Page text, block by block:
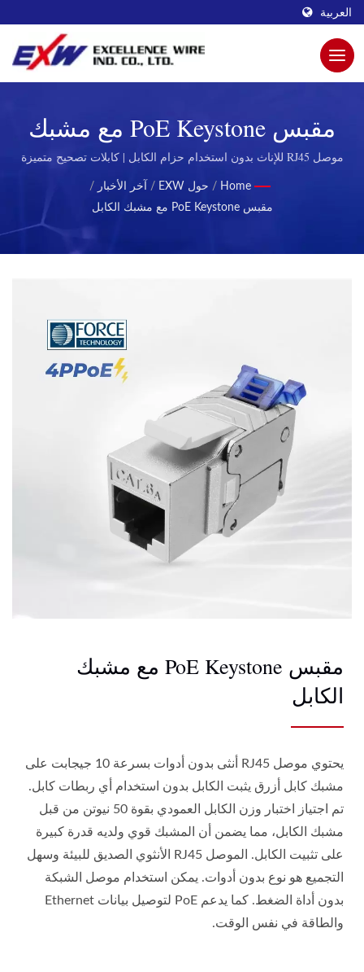
العربية
مقبس PoE Keystone مع مشبك
الكابل | قيادة التغيير في الشبكات:
مقابس كاستان من EXW
موصل RJ45 للإناث بدون استخدام حزام الكابل | كابلات تصحيح متميزة
لنقل البيانات عالي السرعة
Home
/ حول EXW / آخر الأخبار
/
مقبس PoE Keystone مع مشبك الكابل
مقبس PoE Keystone مع مشبك
الكابل
يحتوي موصل RJ45 أنثى بدون أدوات بسرعة 10 جيجابت على
مشبك كابل أزرق يثبت الكابل بدون استخدام أي ربطات كابل.
تم اجتياز اختبار وزن الكابل العمودي بقوة 50 نيوتن من قبل
مشبك الكابل، مما يضمن أن المشبك قوي ولديه قدرة كبيرة
على تثبيت الكابل. الموصل RJ45 الأنثوي الصديق للبيئة وسهل
التجميع هو نوع بدون أدوات. يمكن استخدام موصل الشبكة
بدون أداة الضغط. كما يدعم PoE لتوصيل بيانات Ethernet
والطاقة في نفس الوقت.